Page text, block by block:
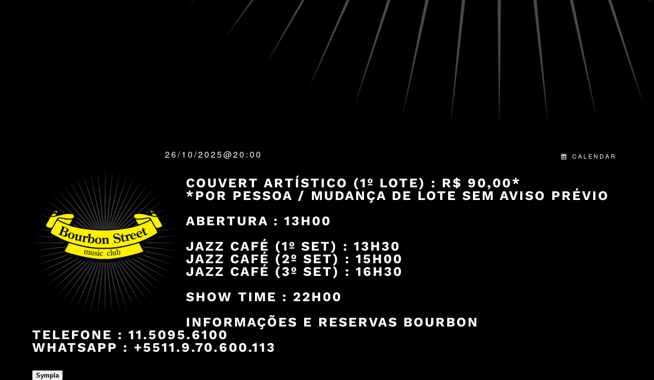
CALENDAR
26/10/2025@20:00
COUVERT ARTÍSTICO (1º LOTE) : R$ 90,00*
*POR PESSOA / MUDANÇA DE LOTE SEM AVISO PRÉVIO
ABERTURA : 13H00
JAZZ CAFÉ (1º SET) : 13H30
JAZZ CAFÉ (2º SET) : 15H00
JAZZ CAFÉ (3º SET) : 16H30
SHOW TIME : 22H00
INFORMAÇÕES E RESERVAS BOURBON
TELEFONE : 11.5095.6100
WHATSAPP : +5511.9.70.600.113
Sympla